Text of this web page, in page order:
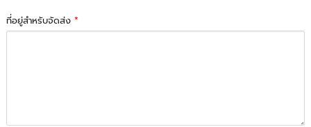
ที่อยู่สำหรับจัดส่ง*